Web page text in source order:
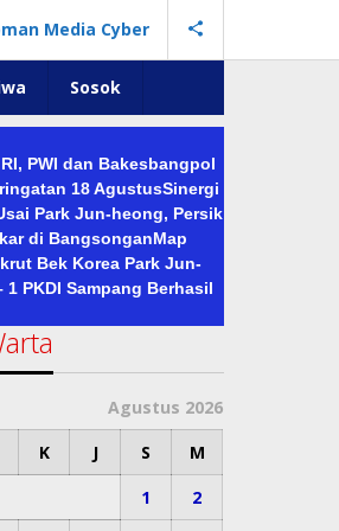
Media Cyber
Sosok
PWI dan Bakesbangpol
18 AgustusSinergi
Park Jun-heong, Persik
di BangsonganMap
Bek Korea Park Jun-
1 PKDI Sampang Berhasil
Agustus 2026
K J S
M
1
2